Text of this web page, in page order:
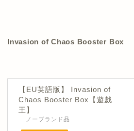
Invasion of Chaos Booster Box
【EU英語版】 Invasion of
Chaos Booster Box【遊戯
王】
ノーブランド品